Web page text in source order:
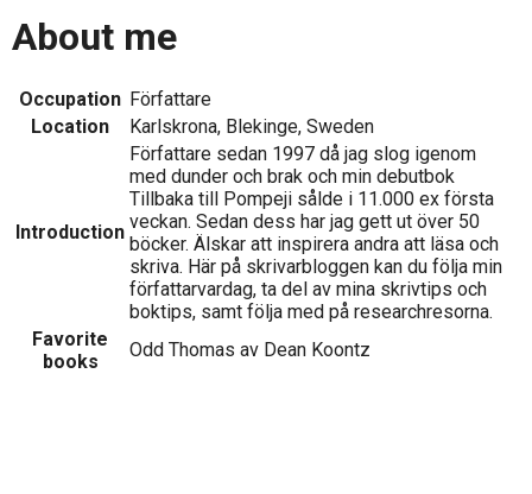
About me
Occupation Författare
Location
Karlskrona, Blekinge, Sweden
Introduction
Författare sedan 1997 då jag slog igenom
med dunder och brak och min debutbok
Tillbaka till Pompeji sålde i 11.000 ex första
veckan. Sedan dess har jag gett ut över 50
böcker. Älskar att inspirera andra att läsa och
skriva. Här på skrivarbloggen kan du följa min
författarvardag, ta del av mina skrivtips och
boktips, samt följa med på researchresorna.
Favorite
books
Odd Thomas av Dean Koontz